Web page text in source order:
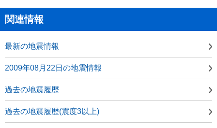
関連情報
最新の地震情報
2009年08月22日の地震情報
過去の地震履歴
過去の地震履歴(震度3以上)